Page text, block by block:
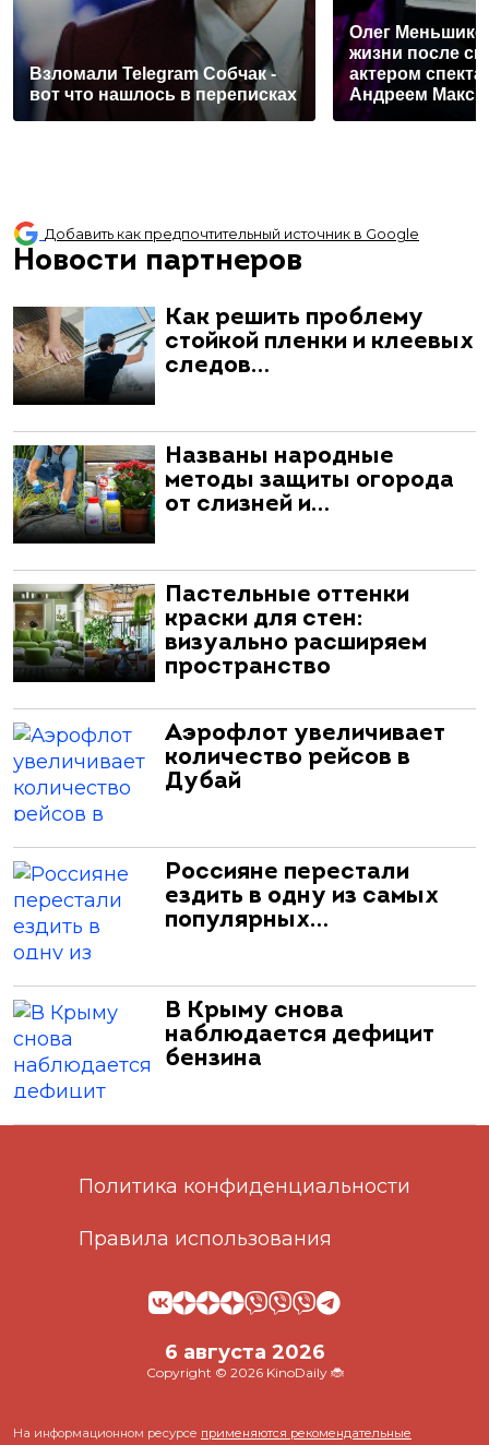
Взломали Telegram Собчак -
вот что нашлось в переписках
Олег
жизни после
актером
Андреем
Добавить как предпочтительный источник в Google
Новости партнеров
Как решить проблему
стойкой пленки и клеевых
следов…
Названы народные
методы защиты огорода
от слизней и…
Пастельные оттенки
краски для стен:
визуально расширяем
пространство
Аэрофлот увеличивает
количество рейсов в
Дубай
Россияне перестали
ездить в одну из самых
популярных…
В Крыму снова
наблюдается дефицит
бензина
Политика конфиденциальности
Правила использования
6 августа 2026
Copyright © 2026 KinoDaily 🐞
На информационном ресурсе применяются рекомендательные